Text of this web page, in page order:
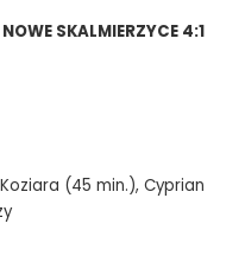
SKALMIERZYCE 4:1
(45 min.), Cyprian